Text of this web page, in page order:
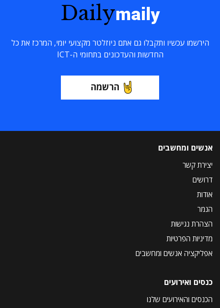
Dailymaily
הירשמו עכשיו ותקבלו גם אתם ניוזלטר מקצועי יומי, המרכז את כל
החדשות והעדכונים בתחומי ה-ICT
הרשמה
אנשים ומחשבים
יצירת קשר
דרושים
אודות
הנמר
הצהרת נגישות
מדיניות הפרטיות
אפליקציה אנשים ומחשבים
כנסים ואירועים
הכנסים והאירועים שלנו